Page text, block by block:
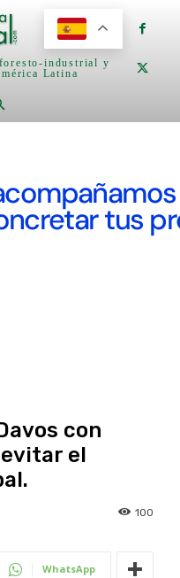
industrial y
Latina
con
el
100
WhatsApp